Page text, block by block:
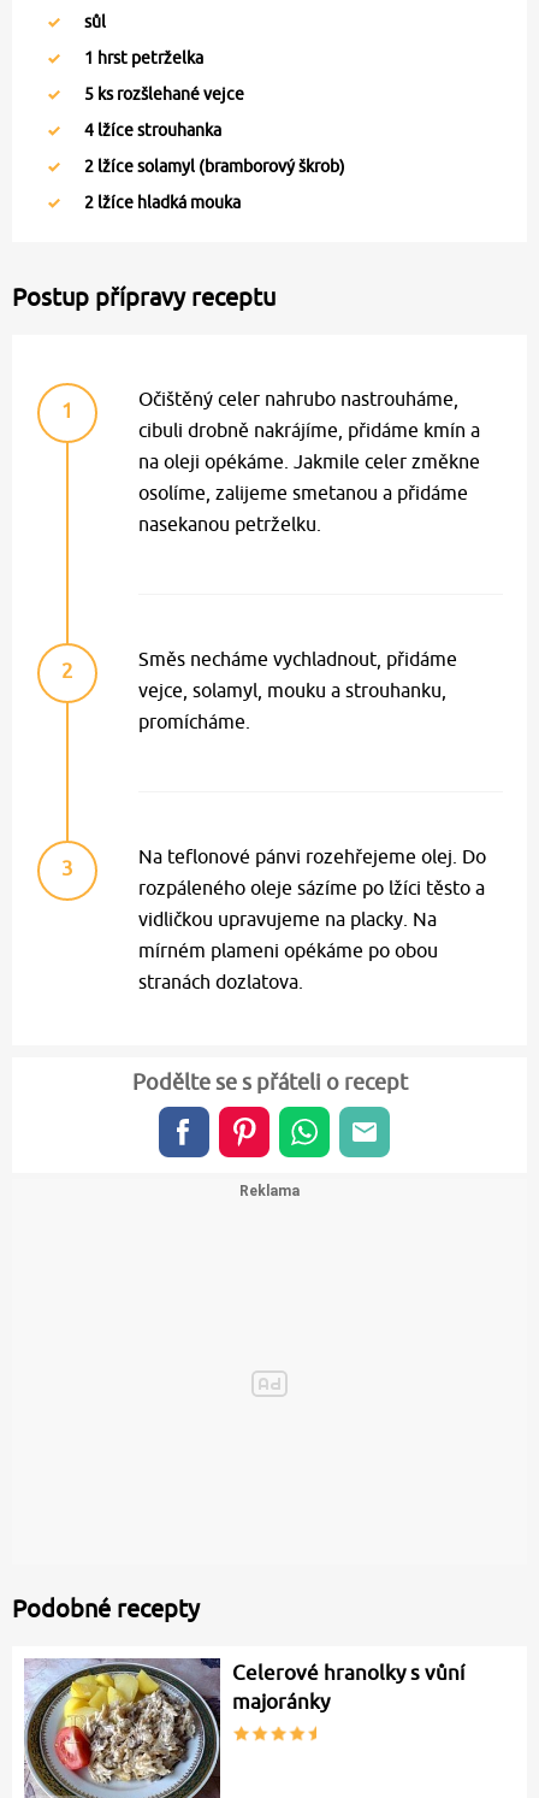
sůl
1 hrst petrželka
5 ks rozšlehané vejce
4 lžíce strouhanka
2 lžíce solamyl (bramborový škrob)
2 lžíce hladká mouka
Postup přípravy receptu
1
Očištěný celer nahrubo nastrouháme,
cibuli drobně nakrájíme, přidáme kmín a
na oleji opékáme. Jakmile celer změkne
osolíme, zalijeme smetanou a přidáme
nasekanou petrželku.
2
Směs necháme vychladnout, přidáme
vejce, solamyl, mouku a strouhanku,
promícháme.
3
Na teflonové pánvi rozehřejeme olej. Do
rozpáleného oleje sázíme po lžíci těsto a
vidličkou upravujeme na placky. Na
mírném plameni opékáme po obou
stranách dozlatova.
Podělte se s přáteli o recept
Podobné recepty
Celerové hranolky s vůní
majoránky